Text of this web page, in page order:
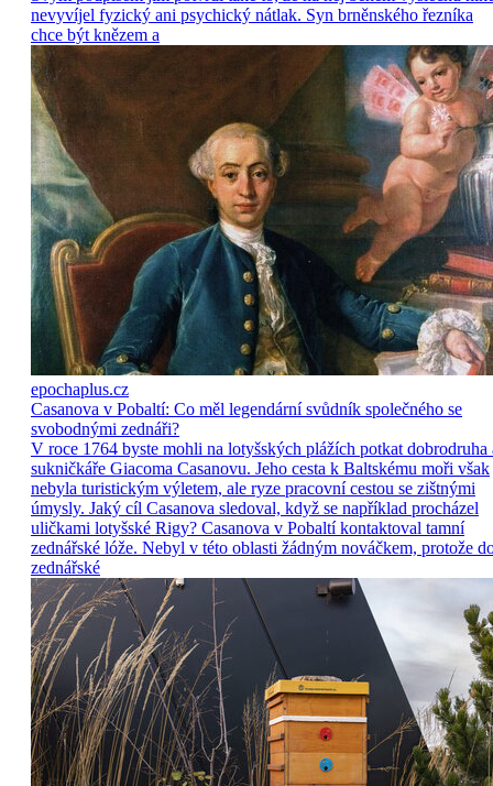
nevyvíjel fyzický ani psychický nátlak. Syn brněnského řezníka
chce být knězem a
epochaplus.cz
Casanova v Pobaltí: Co měl legendární svůdník společného se
svobodnými zednáři?
V roce 1764 byste mohli na lotyšských plážích potkat dobrodruha
sukničkáře Giacoma Casanovu. Jeho cesta k Baltskému moři však
nebyla turistickým výletem, ale ryze pracovní cestou se zištnými
úmysly. Jaký cíl Casanova sledoval, když se například procházel
uličkami lotyšské Rigy? Casanova v Pobaltí kontaktoval tamní
zednářské lóže. Nebyl v této oblasti žádným nováčkem, protože
zednářské